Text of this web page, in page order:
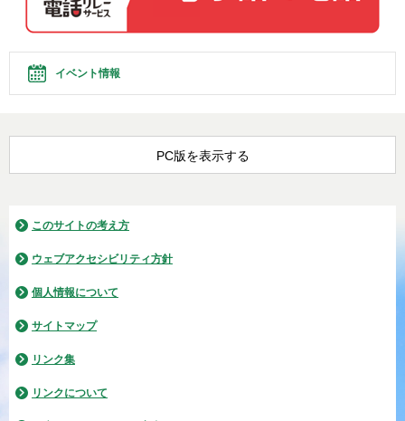
イベント情報
PC版を表示する
このサイトの考え方
ウェブアクセシビリティ方針
個人情報について
サイトマップ
リンク集
リンクについて